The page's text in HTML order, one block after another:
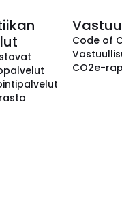
Code of
CO2e-